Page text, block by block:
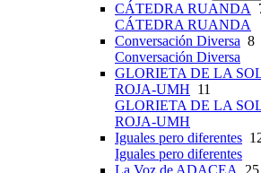
CÁTEDRA RUANDA
CÁTEDRA RUANDA
Conversación Diversa 8
Conversación Diversa
GLORIETA DE LA
ROJA-UMH 11
GLORIETA DE LA
ROJA-UMH
Iguales pero diferentes
Iguales pero diferentes